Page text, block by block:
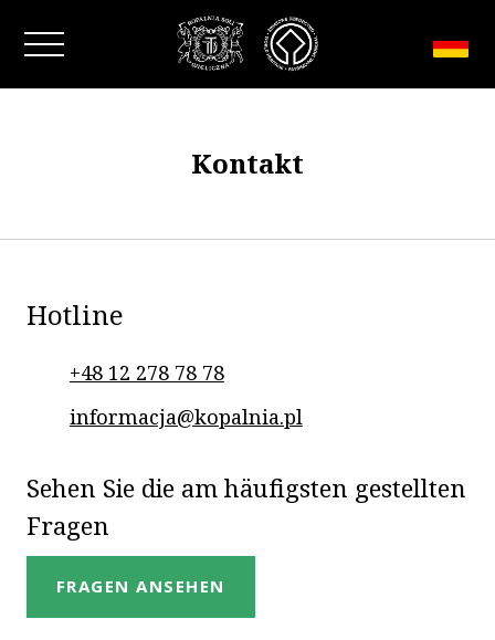
Fenster schließen
Kontakt
Hotline
+48 12 278 78 78
informacja@kopalnia.pl
Sehen Sie die am häufigsten gestellten
Fragen
FRAGEN ANSEHEN